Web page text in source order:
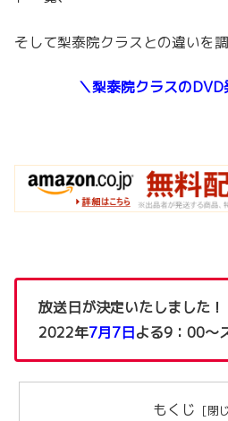
そして梨泰院クラスとの違いを
＼梨泰院クラスの
放送日が決定いたしました！
2022年7月7日よる9：00～
もくじ